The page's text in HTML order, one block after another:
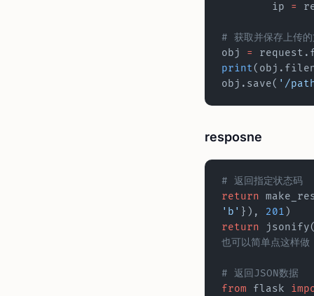
	ip
=
# 获取并保存上传
obj =
print
obj.save( '/
resposne
# 返回指定状态码
return
'b' }), 201 )
return
也可以简单点这样做
# 返回JSON数据
from flask